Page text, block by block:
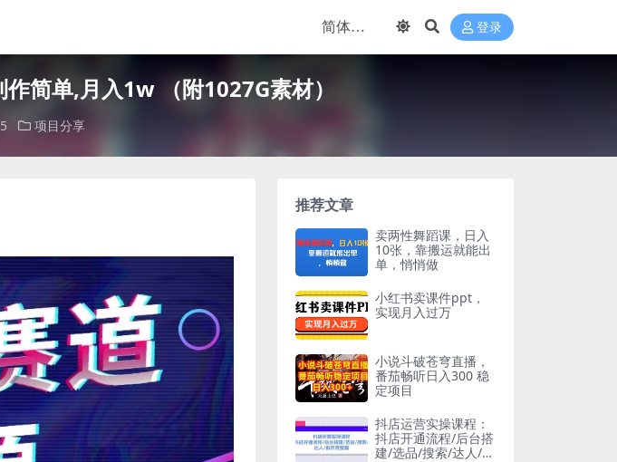
登录
简单,月入1w （附1027G素材）
项目分享
推荐文章
卖两性舞蹈课，日入
10张，靠搬运就能出
单，悄悄做
小红书卖课件ppt，
实现月入过万
小说斗破苍穹直播，
番茄畅听日入300 稳
定项目
抖店运营实操课程：
抖店开通流程/后台搭
建/选品/搜索/达人/截